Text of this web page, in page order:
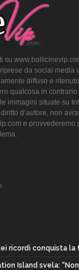
su
da social media
diffuso e
qualcosa in
immagini situate su
d’autore, non
e provvederemo
ricordi conquista la
Island svela: